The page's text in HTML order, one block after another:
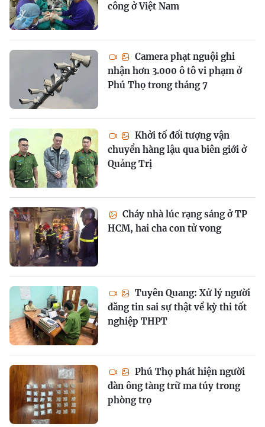
công ở Việt Nam
Camera phạt nguội ghi
nhận hơn 3.000 ô tô vi phạm ở
Phú Thọ trong tháng 7
Khởi tố đối tượng vận
chuyển hàng lậu qua biên giới ở
Quảng Trị
Cháy nhà lúc rạng sáng ở TP
HCM, hai cha con tử vong
Tuyên Quang: Xử lý người
đăng tin sai sự thật về kỳ thi tốt
nghiệp THPT
Phú Thọ phát hiện người
đàn ông tàng trữ ma túy trong
phòng trọ